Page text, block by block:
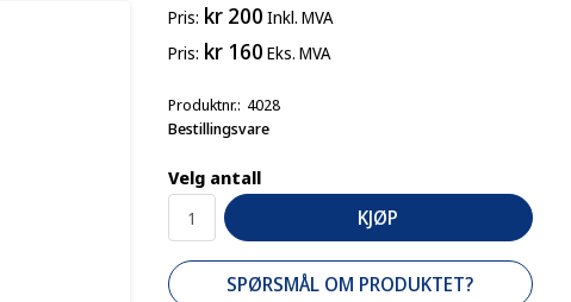
Pris kr 200 Inkl. MVA
Pris kr 160 Eks. MVA
Produktnr. 4028
Bestillingsvare
Velg antall
KJØP
SPØRSMÅL OM PRODUKTET?